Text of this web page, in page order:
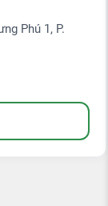
Phú 1, P.